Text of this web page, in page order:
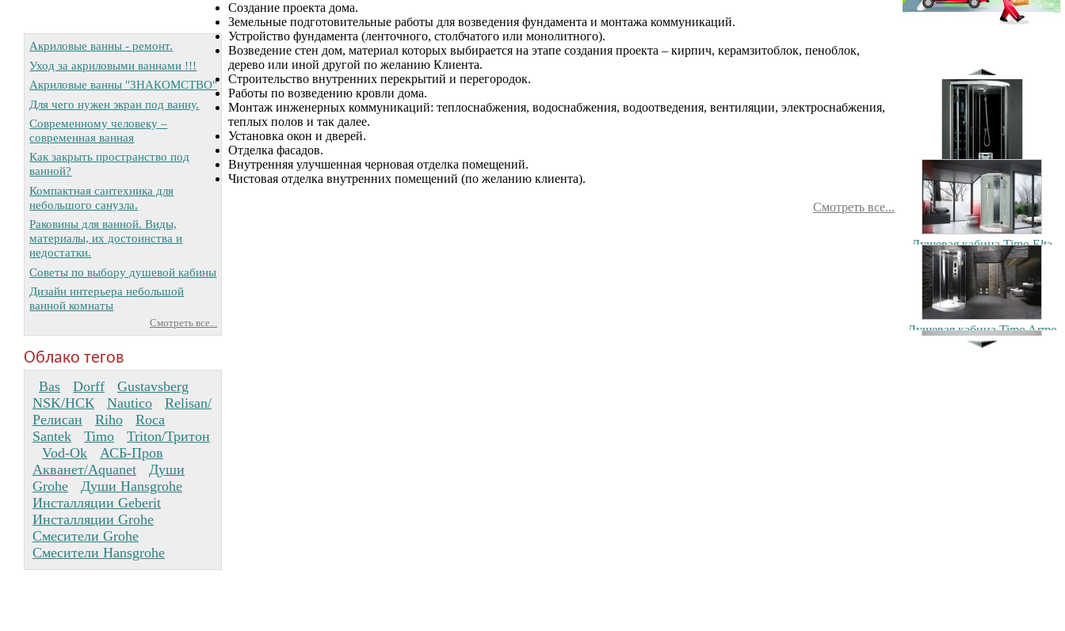
Акриловые ванны - ремонт.
Уход за акриловыми ваннами !!!
Акриловые ванны "ЗНАКОМСТВО"
Для чего нужен экран под ванну.
Современному человеку –
современная ванная
Как закрыть пространство под
ванной?
Компактная сантехника для
небольшого санузла.
Раковины для ванной. Виды,
материалы, их достоинства и
недостатки.
Советы по выбору душевой кабины
Дизайн интерьера небольшой
ванной комнаты
Смотреть все...
Облако тегов
Bas Dorff
Gustavsberg
NSK/НСК
Nautico
Relisan/
Релисан
Riho
Roca
Santek
Timo
Triton/Тритон
Vod-Ok
АСБ-Пров
Акванет/Aquanet
Души
Grohe
Души Hansgrohe
Инсталляции Geberit
Инсталляции Grohe
Смесители Grohe
Смесители Hansgrohe
Создание проекта дома.
Земельные подготовительные работы для возведения фундамента и монтажа коммуникаций.
Устройство фундамента (ленточного, столбчатого или монолитного).
Возведение стен дом, материал которых выбирается на этапе создания проекта – кирпич, керамзитоблок, пеноблок,
дерево или иной другой по желанию Клиента.
Строительство внутренних перекрытий и перегородок.
Работы по возведению кровли дома.
Монтаж инженерных коммуникаций: теплоснабжения, водоснабжения, водоотведения, вентиляции, электроснабжения,
теплых полов и так далее.
Установка окон и дверей.
Отделка фасадов.
Внутренняя улучшенная черновая отделка помещений.
Чистовая отделка внутренних помещений (по желанию клиента).
Смотреть все...
Душевая кабина Timo T-1170
170x88см
106900.00 руб.
Душевая кабина Timo T-1102
120x85см (L/R)
56200.00 руб.
Душевая кабина Timo Elta
90x90см
79300.00 руб.
Душевая кабина Timo Armo
90x90см
103500.00 руб.